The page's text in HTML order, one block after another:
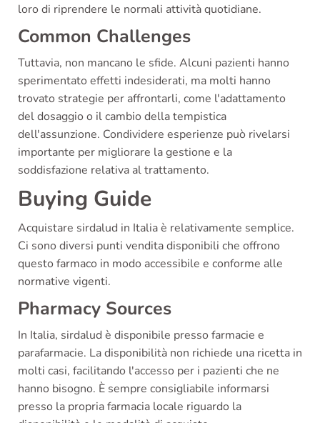
loro di riprendere le normali attività quotidiane.
Common Challenges
Tuttavia, non mancano le sfide. Alcuni pazienti hanno
sperimentato effetti indesiderati, ma molti hanno
trovato strategie per affrontarli, come l'adattamento
del dosaggio o il cambio della tempistica
dell'assunzione. Condividere esperienze può rivelarsi
importante per migliorare la gestione e la
soddisfazione relativa al trattamento.
Buying Guide
Acquistare sirdalud in Italia è relativamente semplice.
Ci sono diversi punti vendita disponibili che offrono
questo farmaco in modo accessibile e conforme alle
normative vigenti.
Pharmacy Sources
In Italia, sirdalud è disponibile presso farmacie e
parafarmacie. La disponibilità non richiede una ricetta in
molti casi, facilitando l'accesso per i pazienti che ne
hanno bisogno. È sempre consigliabile informarsi
presso la propria farmacia locale riguardo la